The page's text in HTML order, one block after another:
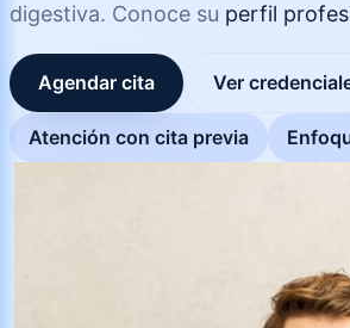
digestiva. Conoce su perfil
Agendar cita Ver
Atención con cita previa